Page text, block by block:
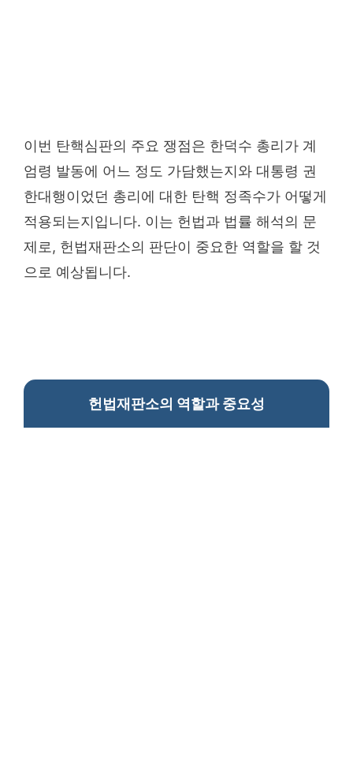
이번 탄핵심판의 주요 쟁점은 한덕수 총리가 계
엄령 발동에 어느 정도 가담했는지와 대통령 권
한대행이었던 총리에 대한 탄핵 정족수가 어떻게
적용되는지입니다. 이는 헌법과 법률 해석의 문
제로, 헌법재판소의 판단이 중요한 역할을 할 것
으로 예상됩니다.
헌법재판소의 역할과 중요성